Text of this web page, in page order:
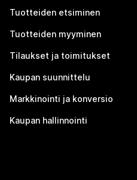
Tuotteiden etsiminen
Tuotteiden myyminen
Tilaukset ja toimitukset
Kaupan suunnittelu
Markkinointi ja konversio
Kaupan hallinnointi